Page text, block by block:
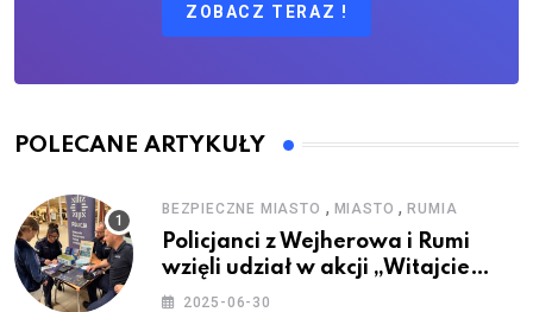
ZOBACZ TERAZ !
POLECANE ARTYKUŁY
BEZPIECZNE MIASTO , MIASTO ,RUMIA
Policjanci z Wejherowa i Rumi
wzięli udział w akcji „Witajcie
Wakacje”
2025-06-30